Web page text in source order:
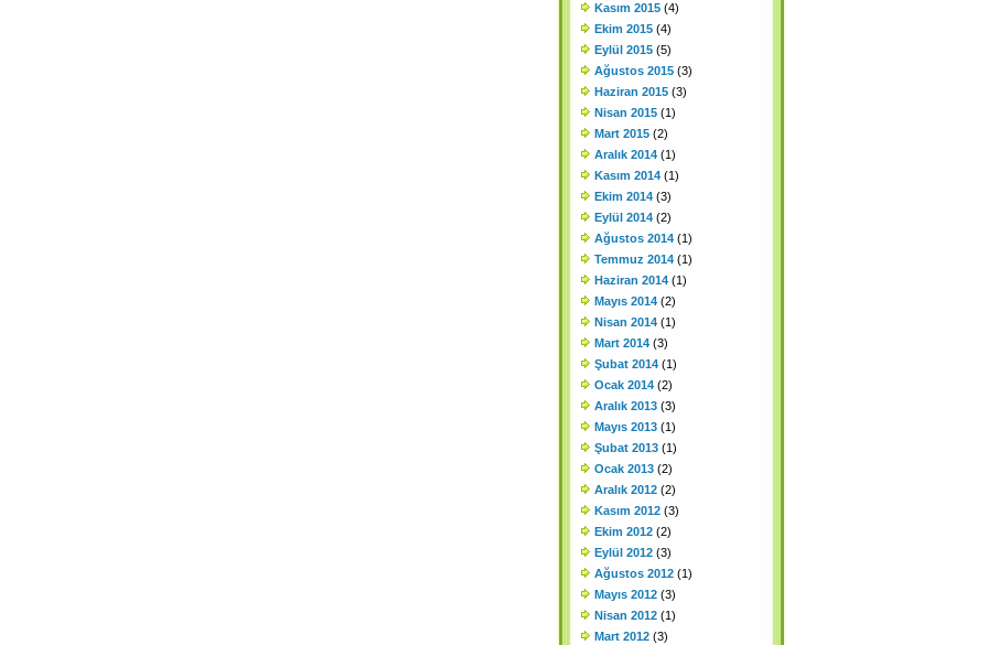
Kasım 2015 (4)
Ekim 2015 (4)
Eylül 2015 (5)
Ağustos 2015 (3)
Haziran 2015 (3)
Nisan 2015 (1)
Mart 2015 (2)
Aralık 2014 (1)
Kasım 2014 (1)
Ekim 2014 (3)
Eylül 2014 (2)
Ağustos 2014 (1)
Temmuz 2014 (1)
Haziran 2014 (1)
Mayıs 2014 (2)
Nisan 2014 (1)
Mart 2014 (3)
Şubat 2014 (1)
Ocak 2014 (2)
Aralık 2013 (3)
Mayıs 2013 (1)
Şubat 2013 (1)
Ocak 2013 (2)
Aralık 2012 (2)
Kasım 2012 (3)
Ekim 2012 (2)
Eylül 2012 (3)
Ağustos 2012 (1)
Mayıs 2012 (3)
Nisan 2012 (1)
Mart 2012 (3)